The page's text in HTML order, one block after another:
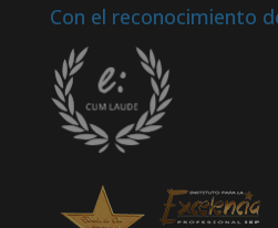
Con el reconocimiento